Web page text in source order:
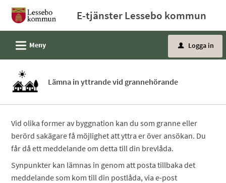
Välkommen
e-
tjänster
-
Lessebo
kommun
E-tjänster Lessebo kommun
L Meny u Logga in
Lämna in yttrande vid grannehörande
Vid olika former av byggnation kan du som granne eller
berörd sakägare få möjlighet att yttra er över ansökan. Du
får då ett meddelande om detta till din brevlåda.
Synpunkter kan lämnas in genom att posta tillbaka det
meddelande som kom till din postlåda, via e-post